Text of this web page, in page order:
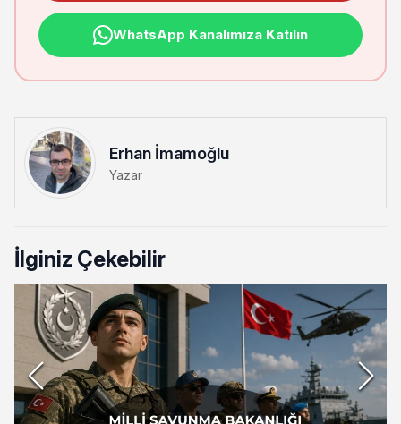
WhatsApp Kanalımıza Katılın
Erhan İmamoğlu
Yazar
İlginiz Çekebilir